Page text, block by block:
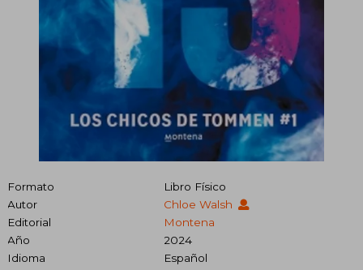
Formato
Libro Físico
Autor
Chloe Walsh
Editorial
Montena
Año
2024
Idioma
Español